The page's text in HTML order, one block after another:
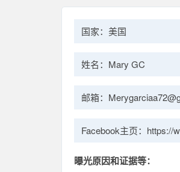
国家：美国
姓名：Mary GC
邮箱：
Facebook主页：https://
曝光原因和证据等：